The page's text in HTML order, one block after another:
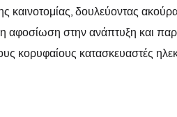
δουλεύοντας
αφοσίωση στην ανάπτυξη και
κορυφαίους κατασκευαστές